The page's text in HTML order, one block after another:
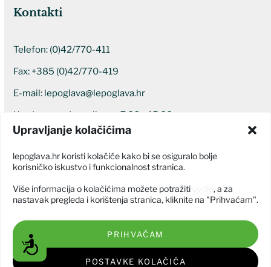
Pristupačnost
Upravljanje kolačićima
lepoglava.hr koristi kolačiće kako bi se osiguralo bolje
korisničko iskustvo i funkcionalnost stranica.
Više informacija o kolačićima možete potražiti
, a za
nastavak pregleda i korištenja stranica, kliknite na "Prihvaćam".
PRIHVAĆAM
POSTAVKE KOLAČIĆA
Kontakti
Telefon: (0)42/770-411
Fax: +385 (0)42/770-419
E-mail: lepoglava@lepoglava.hr
Uredovno radno vrijeme: 7:00 – 15:00
Ostali kontakti
Grad Lepoglava © Sva prava pridržana 2026
Izjava o pristupačnosti